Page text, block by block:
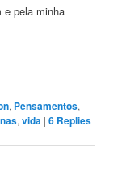
e pela minha
, Pensamentos,
,vida |6 Replies